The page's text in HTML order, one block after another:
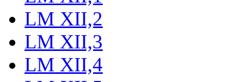
LM XII,2
LM XII,3
LM XII,4